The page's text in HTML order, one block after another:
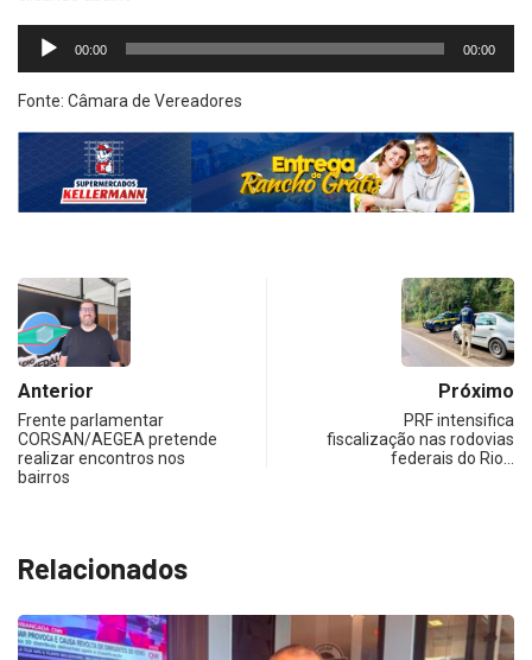
Tocador
00:00 00:00
Fonte: Câmara de Vereadores
Anterior
Frente parlamentar
CORSAN/AEGEA pretende
realizar encontros nos
bairros
Próximo
PRF intensifica
fiscalização nas rodovias
federais do Rio…
Relacionados